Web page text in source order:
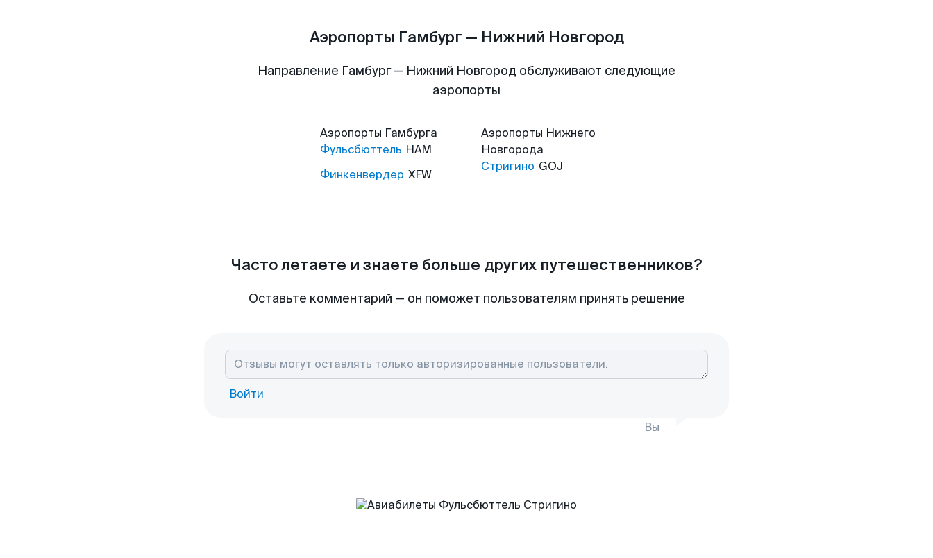
Аэропорты Гамбург — Нижний Новгород
Направление Гамбург — Нижний Новгород обслуживают следующие
аэропорты
Аэропорты Гамбурга
Фульсбюттель HAM
Финкенвердер XFW
Аэропорты Нижнего
Новгорода
Стригино GOJ
Часто летаете и знаете больше других путешественников?
Оставьте комментарий — он поможет пользователям принять решение
Войти
Вы